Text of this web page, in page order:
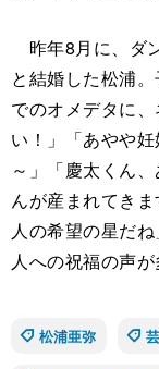
昨年8月に、ダ
と結婚した松浦
でのオメデタに
い！」「あやや
～」「慶太くん
んが産まれてき
人の希望の星だ
人への祝福の声が
松浦亜弥